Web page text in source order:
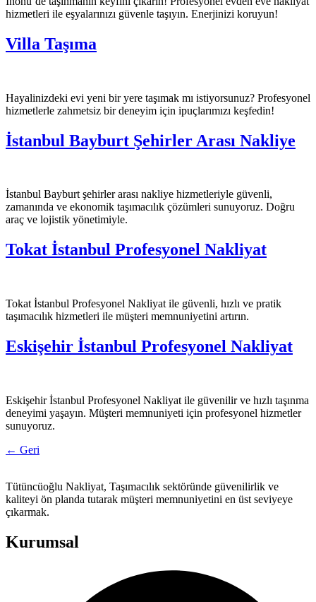
hizmetleri ile eşyalarınızı güvenle taşıyın. Enerjinizi koruyun!
Villa Taşıma
Hayalinizdeki evi yeni bir yere taşımak mı istiyorsunuz? Profesyonel
hizmetlerle zahmetsiz bir deneyim için ipuçlarımızı keşfedin!
İstanbul Bayburt Şehirler Arası Nakliye
İstanbul Bayburt şehirler arası nakliye hizmetleriyle güvenli,
zamanında ve ekonomik taşımacılık çözümleri sunuyoruz. Doğru
araç ve lojistik yönetimiyle.
Tokat İstanbul Profesyonel Nakliyat
Tokat İstanbul Profesyonel Nakliyat ile güvenli, hızlı ve pratik
taşımacılık hizmetleri ile müşteri memnuniyetini artırın.
Eskişehir İstanbul Profesyonel Nakliyat
Eskişehir İstanbul Profesyonel Nakliyat ile güvenilir ve hızlı taşınma
deneyimi yaşayın. Müşteri memnuniyeti için profesyonel hizmetler
sunuyoruz.
← Geri
Tütüncüoğlu Nakliyat, Taşımacılık sektöründe güvenilirlik ve
kaliteyi ön planda tutarak müşteri memnuniyetini en üst seviyeye
çıkarmak.
Kurumsal